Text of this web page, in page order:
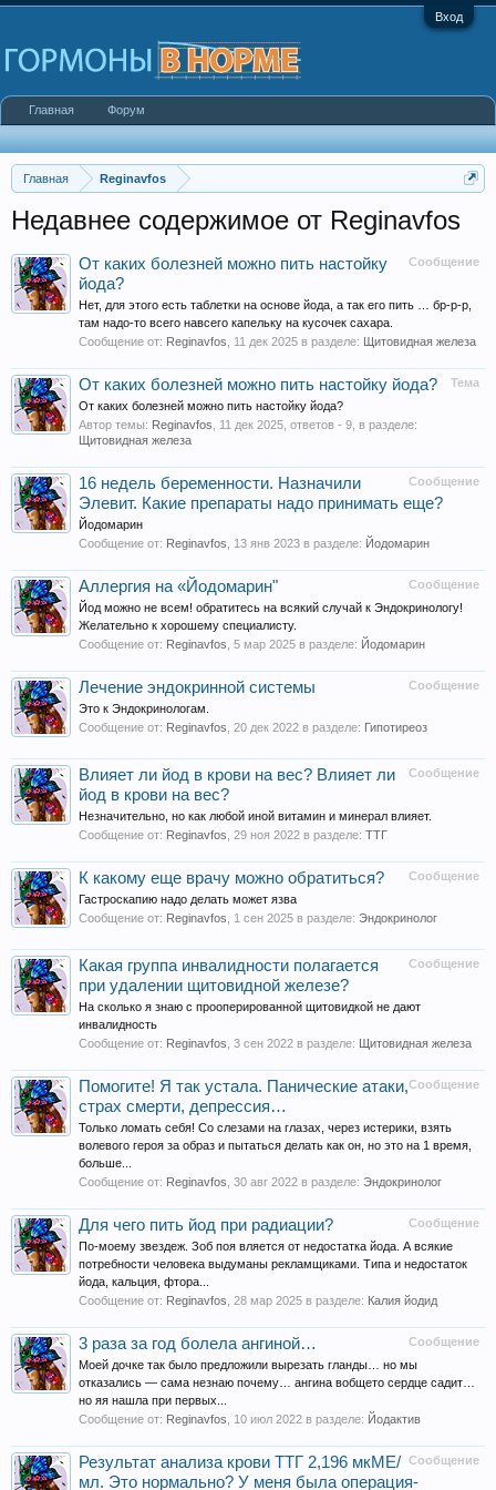
Вход
Главная Reginavfos
Недавнее содержимое от Reginavfos
Сообщение
От каких болезней можно пить настойку
йода?
Нет, для этого есть таблетки на основе йода, а так его пить … бр-р-р,
там надо-то всего навсего капельку на кусочек сахара.
Сообщение от: Reginavfos 11 дек 2025 в разделе: Щитовидная железа
Тема
От каких болезней можно пить настойку йода?
От каких болезней можно пить настойку йода?
Автор темы: Reginavfos 11 дек 2025 , ответов - 9, в разделе:
Щитовидная железа
Сообщение
16 недель беременности. Назначили
Элевит. Какие препараты надо принимать еще?
Йодомарин
Сообщение от: Reginavfos 13 янв 2023 в разделе: Йодомарин
Сообщение
Аллергия на «Йодомарин"
Йод можно не всем! обратитесь на всякий случай к Эндокринологу!
Желательно к хорошему специалисту.
Сообщение от: Reginavfos 5 мар 2025 в разделе: Йодомарин
Сообщение
Лечение эндокринной системы
Это к Эндокринологам.
Сообщение от: Reginavfos 20 дек 2022 в разделе: Гипотиреоз
Сообщение
Влияет ли йод в крови на вес? Влияет ли
йод в крови на вес?
Незначительно, но как любой иной витамин и минерал влияет.
Сообщение от: Reginavfos 29 ноя 2022 в разделе: ТТГ
Сообщение
К какому еще врачу можно обратиться?
Гастроскапию надо делать может язва
Сообщение от: Reginavfos 1 сен 2025 в разделе: Эндокринолог
Сообщение
Какая группа инвалидности полагается
при удалении щитовидной железе?
На сколько я знаю с прооперированной щитовидкой не дают
инвалидность
Сообщение от: Reginavfos 3 сен 2022 в разделе: Щитовидная железа
Сообщение
Помогите! Я так устала. Панические атаки,
страх смерти, депрессия…
Только ломать себя! Со слезами на глазах, через истерики, взять
волевого героя за образ и пытаться делать как он, но это на 1 время,
больше...
Сообщение от: Reginavfos 30 авг 2022 в разделе: Эндокринолог
Сообщение
Для чего пить йод при радиации?
По-моему звездеж. Зоб поя вляется от недостатка йода. А всякие
потребности человека выдуманы рекламщиками. Типа и недостаток
йода, кальция, фтора...
Сообщение от: Reginavfos 28 мар 2025 в разделе: Калия йодид
Сообщение
3 раза за год болела ангиной…
Моей дочке так было предложили вырезать гланды… но мы
отказались — сама незнаю почему… ангина вобщето сердце садит…
но яя нашла при первых...
Сообщение от: Reginavfos 10 июл 2022 в разделе: Йодактив
Сообщение
Результат анализа крови ТТГ 2,196 мкМЕ/
мл. Это нормально? У меня была операция-
Главная Форум